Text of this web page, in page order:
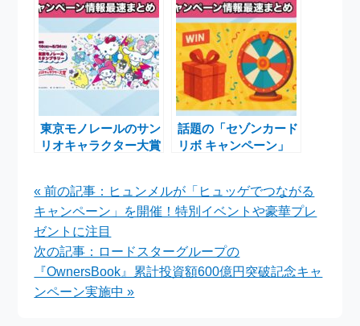
条件についてわかりや
すく解説
革する
東京モノレールのサン
リオキャラクター大賞
ゲットしよう
話題の「セゾンカード
リボ キャンペーン」
« 前の記事：ヒュンメルが「ヒュッゲでつながる
キャンペーン」を開催！特別イベントや豪華プレ
ゼントに注目
次の記事：ロードスターグループの
『OwnersBook』累計投資額600億円突破記念キャ
ンペーン実施中 »